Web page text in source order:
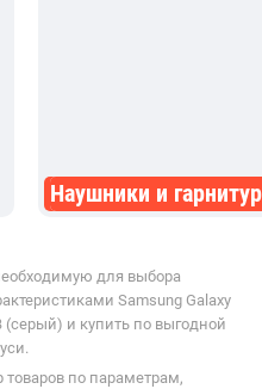
Наушники и
для выбора
Samsung Galaxy
(серый) и купить по выгодной
по параметрам,